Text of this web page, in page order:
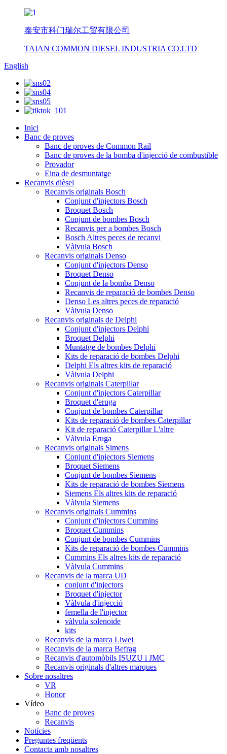
泰安市科门瑞尔工贸有限公司
TAIAN COMMON DIESEL INDUSTRIA CO.LTD
English
Inici
Banc de proves
Banc de proves de Common Rail
Banc de proves de la bomba d'injecció de combustible
Provador
Eina de desmuntatge
Recanvis dièsel
Recanvis originals Bosch
Conjunt d'injectors Bosch
Broquet Bosch
Conjunt de bombes Bosch
Recanvis per a bombes Bosch
Bosch Altres peces de recanvi
Vàlvula Bosch
Recanvis originals Denso
Conjunt d'injectors Denso
Broquet Denso
Conjunt de la bomba Denso
Recanvis de reparació de bombes Denso
Denso Les altres peces de reparació
Vàlvula Denso
Recanvis originals de Delphi
Conjunt d'injectors Delphi
Broquet Delphi
Muntatge de bombes Delphi
Kits de reparació de bombes Delphi
Delphi Els altres kits de reparació
Vàlvula Delphi
Recanvis originals Caterpillar
Conjunt d'injectors Caterpillar
Broquet d'eruga
Conjunt de bombes Caterpillar
Kits de reparació de bombes Caterpillar
Kit de reparació Caterpillar L'altre
Vàlvula Eruga
Recanvis originals Simens
Conjunt d'injectors Siemens
Broquet Siemens
Conjunt de bombes Siemens
Kits de reparació de bombes Siemens
Siemens Els altres kits de reparació
Vàlvula Siemens
Recanvis originals Cummins
Conjunt d'injectors Cummins
Broquet Cummins
Conjunt de bombes Cummins
Kits de reparació de bombes Cummins
Cummins Els altres kits de reparació
Vàlvula Cummins
Recanvis de la marca UD
conjunt d'injectors
Broquet d'injector
Vàlvula d'injecció
femella de l'injector
vàlvula solenoide
kits
Recanvis de la marca Liwei
Recanvis de la marca Befrag
Recanvis d'automòbils ISUZU i JMC
Recanvis originals d'altres marques
Sobre nosaltres
VR
Honor
Vídeo
Banc de proves
Recanvis
Notícies
Preguntes freqüents
Contacta amb nosaltres